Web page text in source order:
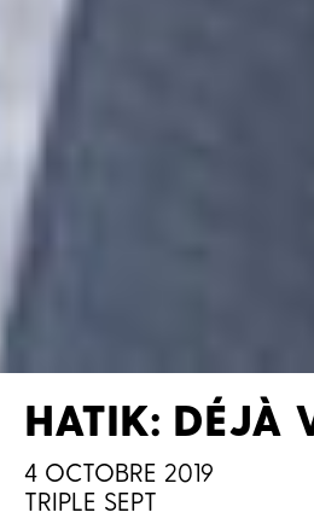
HATIK: DÉJÀ
4 OCTOBRE 2019
TRIPLE SEPT